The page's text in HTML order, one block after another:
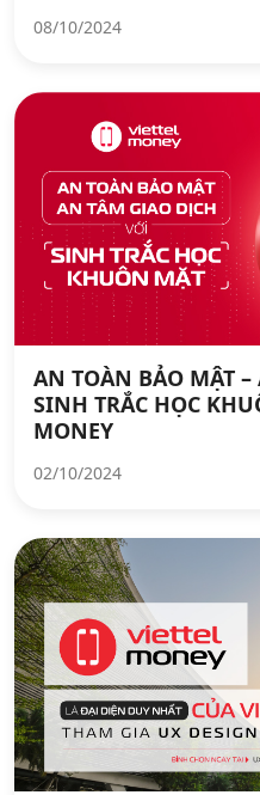
08/10/2024
AN TOÀN BẢO MẬT
SINH TRẮC HỌC
MONEY
02/10/2024